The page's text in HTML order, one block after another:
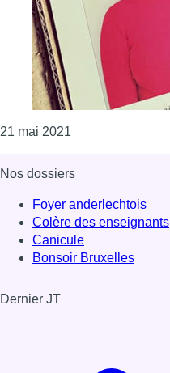
21 mai 2021
Nos dossiers
Foyer anderlechtois
Colère des enseignants
Canicule
Bonsoir Bruxelles
Dernier JT